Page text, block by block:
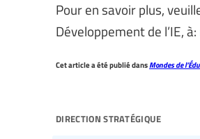
Pour en savoir plus,
Développement de l’IE, à:
Cet article a été publié dans Mondes de
direction stratégique